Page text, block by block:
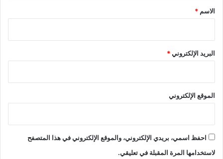
*
الاسم *
البريد الإلكتروني*
الموقع الإلكتروني
احفظ اسمي، بريدي الإلكتروني، والموقع الإلكتروني في هذا المتصفح
لاستخدامها المرة المقبلة في تعليقي.